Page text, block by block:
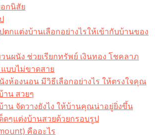
กนิสัย
ตกแต่งบ้านเลือกอย่างไรให้เข้ากับบ้านของ
นผนัง ช่วยเรียกทรัพย์ เงินทอง โชคลาภ
บบไม่ขาดสาย
งห้องนอน มีวิธีเลือกอย่างไร ให้ตรงใจคุณ
าน สวยๆ
าน จัดวางยังไง ให้บ้านคุณน่าอยู่ยิ่งขึ้น
ด็ดๆแต่งบ้านสวยด้วยกรอบรูป
คืออะไร​